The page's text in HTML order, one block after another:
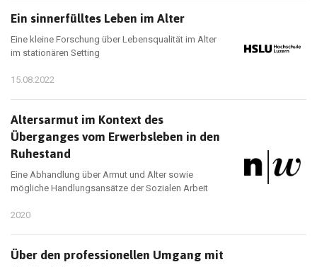
Ein sinnerfülltes Leben im Alter
Eine kleine Forschung über Lebensqualität im Alter
im stationären Setting
15.08.2022
Altersarmut im Kontext des
Überganges vom Erwerbsleben in den
Ruhestand
Eine Abhandlung über Armut und Alter sowie
mögliche Handlungsansätze der Sozialen Arbeit
2020
Über den professionellen Umgang mit